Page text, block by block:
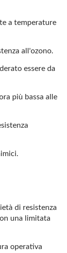
a temperature
all'ozono.
essere da
più bassa alle
di resistenza
una limitata
operativa